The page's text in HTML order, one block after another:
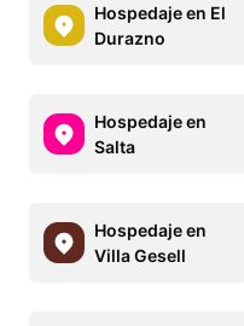
Hospedaje en El
Durazno
Hospedaje en
Salta
Hospedaje en
Villa Gesell